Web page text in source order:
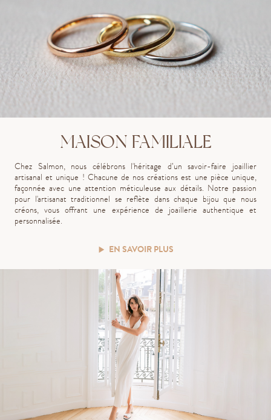
MAISON FAMILIALE
Chez Salmon, nous célébrons l'héritage d’un savoir-faire joaillier
artisanal et unique ! Chacune de nos créations est une pièce unique,
façonnée avec une attention méticuleuse aux détails. Notre passion
pour l'artisanat traditionnel se reflète dans chaque bijou que nous
créons, vous offrant une expérience de joaillerie authentique et
personnalisée.
EN SAVOIR PLUS